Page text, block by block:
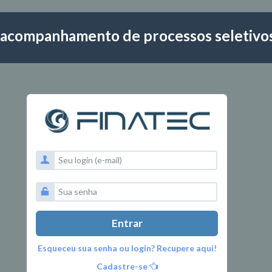
de processos
Entrar
Esqueceu sua senha ou login? Recupere aqui!
Cadastre-se